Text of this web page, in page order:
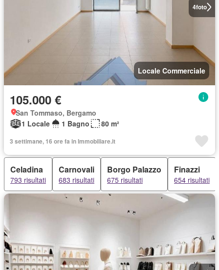
4foto
Locale Commerciale
105.000 €
San Tommaso, Bergamo
1 Locale
1 Bagno 80 m²
3 settimane, 16 ore fa in Immobiliare.it
Celadina
793 risultati
Carnovali
683 risultati
Borgo Palazzo
675 risultati
Finazzi
654 risultati